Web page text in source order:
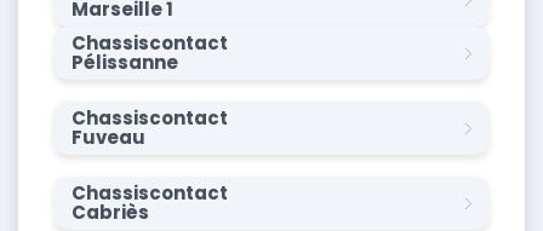
Marseille 1
Chassiscontact
Pélissanne
Chassiscontact
Fuveau
Chassiscontact
Cabriès